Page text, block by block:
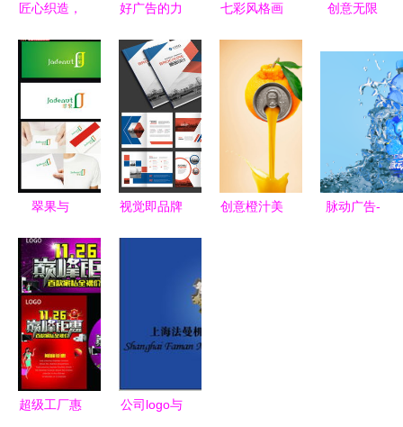
匠心织造，
——XX布
简介
好广告的力
创意打动人
心？
七彩风格画
装、印刷与
广告设计的
创意利器
创意无限
宣传单图片
的艺术
翠果与
科技之力铸
就高科技品
牌的视觉新
生
视觉即品牌
创意橙汁美
脉动广告-
超级工厂惠
公司logo与